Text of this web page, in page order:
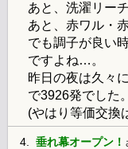
あと、洗濯リー
あと、赤ワル・
でも調子が良い
ですよね…。
昨日の夜は久々
で3926発でした。
(やはり等価交換
4. 垂れ幕オープン！